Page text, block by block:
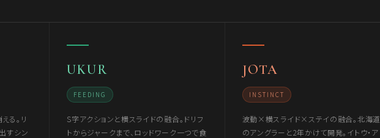
る。リ
すシン
UKUR
FEEDING
S字アクションと横スライドの融合。ドリフ
トからジャークまで、ロッドワーク一つで食
JOTA
INSTINCT
波動×横スライド×ステイの融合。北海道
のアングラーと2年かけて開発。イトウ・ア